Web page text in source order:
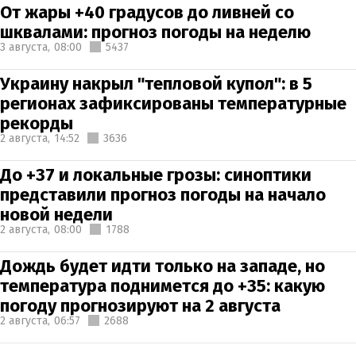
От жары +40 градусов до ливней со
шквалами: прогноз погоды на неделю
3 августа, 08:00 5437
Украину накрыл "тепловой купол": в 5
регионах зафиксированы температурные
рекорды
2 августа, 14:52 3636
До +37 и локальные грозы: синоптики
представили прогноз погоды на начало
новой недели
2 августа, 08:00 1788
Дождь будет идти только на западе, но
температура поднимется до +35: какую
погоду прогнозируют на 2 августа
2 августа, 06:57 2688